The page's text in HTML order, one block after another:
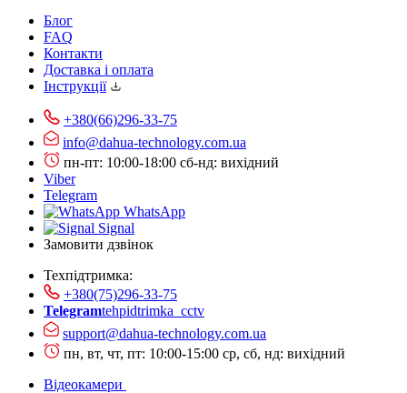
Блог
FAQ
Контакти
Доставка і оплата
Інструкції
+380(66)296-33-75
info@dahua-technology.com.ua
пн-пт: 10:00-18:00 сб-нд: вихідний
Viber
Telegram
WhatsApp
Signal
Замовити дзвінок
Техпідтримка:
+380(75)296-33-75
Telegramtehpidtrimka_cctv
support@dahua-technology.com.ua
пн, вт, чт, пт: 10:00-15:00 ср, сб, нд: вихідний
Відеокамери